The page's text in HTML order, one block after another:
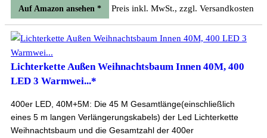
Auf Amazon ansehen * Preis inkl. MwSt., zzgl. Versandkosten
Lichterkette Außen Weihnachtsbaum Innen 40M, 400
LED 3 Warmwei...*
400er LED, 40M+5M: Die 45 M Gesamtlänge(einschließlich
eines 5 m langen Verlängerungskabels) der Led Lichterkette
Weihnachtsbaum und die Gesamtzahl der 400er